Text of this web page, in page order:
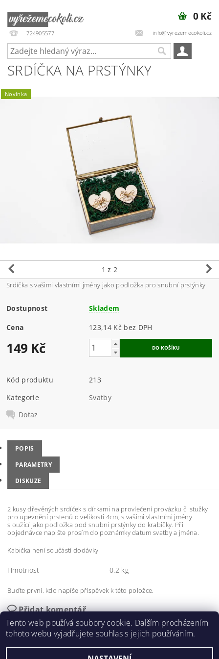
724905577 info@vyrezemecokoli.cz
0 Kč
SRDÍČKA NA PRSTÝNKY
Novinka
1 z 2
Srdíčka s vašimi vlastními jmény jako podložka pro snubní prstýnky.
Dostupnost Skladem
Cena 123,14 Kč bez DPH
149 Kč
Kód produktu
213
Kategorie
Svatby
Dotaz
POPIS
PARAMETRY
DISKUZE
2 kusy dřevěných srdíček s dírkami na provlečení provázku či stužky
pro upevnění prstenů o velikosti 4cm, s vašimi vlastními jmény
sloužící jako podložka pod snubní prstýnky do krabičky. Při
objednávce napište prosím do poznámky datum svatby a jména.
Kabička není součástí dodávky.
Hmotnost 0.2 kg
Buďte první, kdo napíše příspěvek k této položce.
Přidat komentář
Tento web používá soubory cookie. Dalším procházením
tohoto webu vyjadřujete souhlas s jejich používáním.